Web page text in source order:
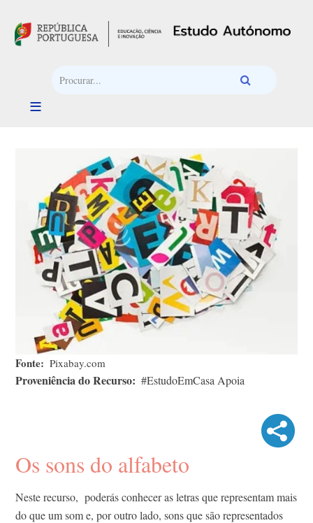
Fonte Pixabay.com
Proveniência do Recurso #EstudoEmCasa Apoia
Os sons do alfabeto
Neste recurso, poderás conhecer as letras que representam mais
do que um som e, por outro lado, sons que são representados